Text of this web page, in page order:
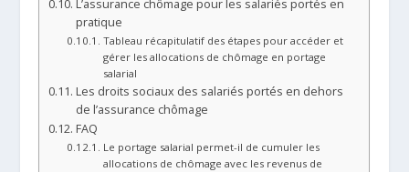
L’assurance chômage pour les salariés portés en
pratique
Tableau récapitulatif des étapes pour accéder et
gérer les allocations de chômage en portage
salarial
Les droits sociaux des salariés portés en dehors
de l’assurance chômage
FAQ
Le portage salarial permet-il de cumuler les
allocations de chômage avec les revenus de